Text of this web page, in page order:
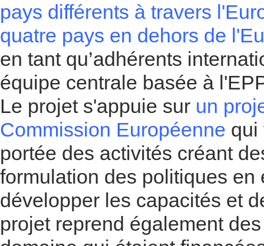
pays différents à travers
quatre pays en dehors de
en tant qu’adhérents
équipe centrale basée à
Le projet s'appuie sur un
Commission Européenne qui
portée des activités créant
formulation des politiques
développer les capacités et
projet reprend également